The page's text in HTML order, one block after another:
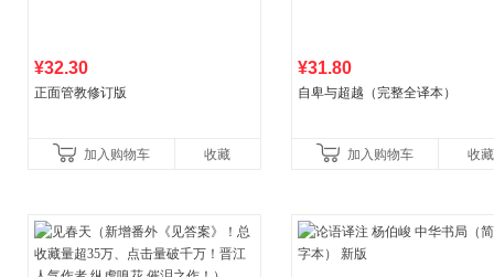
¥32.30
正面管教修订版
加入购物车 收藏
¥31.80
自卑与超越（完整全译本）
加入购物车 收藏